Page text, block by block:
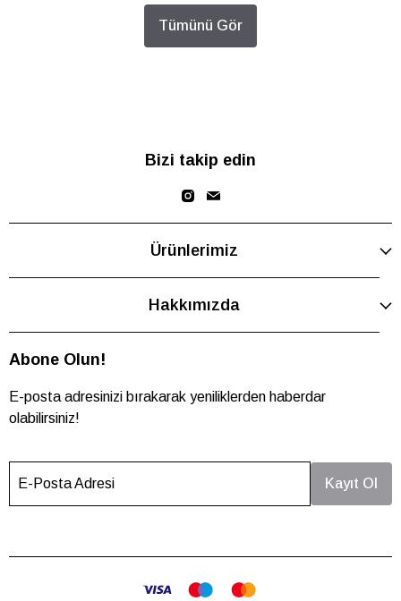
Tümünü Gör
Bizi takip edin
Ürünlerimiz
Hakkımızda
Abone Olun!
E-posta adresinizi bırakarak yeniliklerden haberdar
olabilirsiniz!
E-Posta Adresi Kayıt Ol